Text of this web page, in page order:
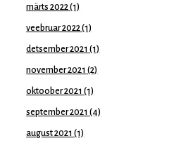
märts 2022(1)
veebruar 2022(1)
detsember 2021 (1)
november 2021 (2)
oktoober 2021 (1)
september 2021 (4)
august 2021 (1)